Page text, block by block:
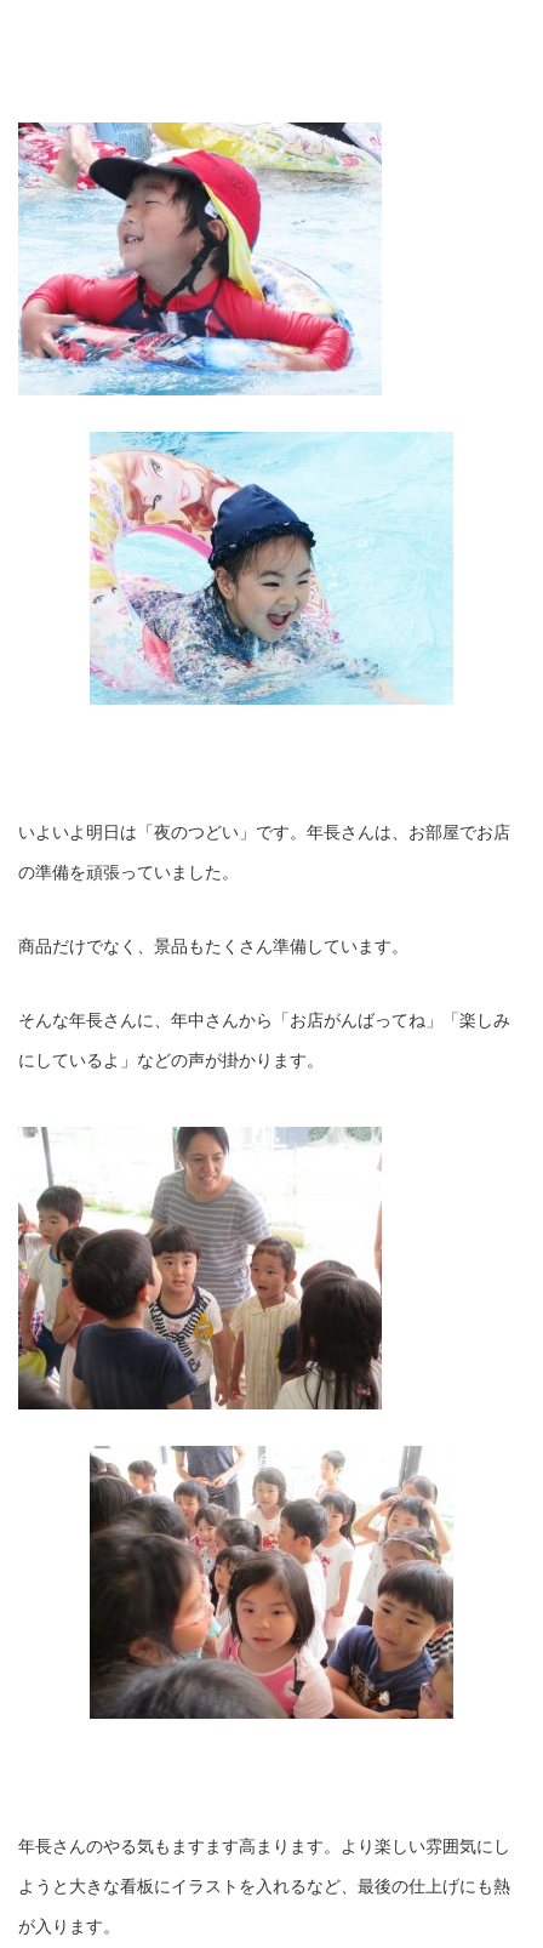
いよいよ明日は「夜のつどい」です。年長さんは、お部屋でお店
の準備を頑張っていました。
商品だけでなく、景品もたくさん準備しています。
そんな年長さんに、年中さんから「お店がんばってね」「楽しみ
にしているよ」などの声が掛かります。
年長さんのやる気もますます高まります。より楽しい雰囲気にし
ようと大きな看板にイラストを入れるなど、最後の仕上げにも熱
が入ります。